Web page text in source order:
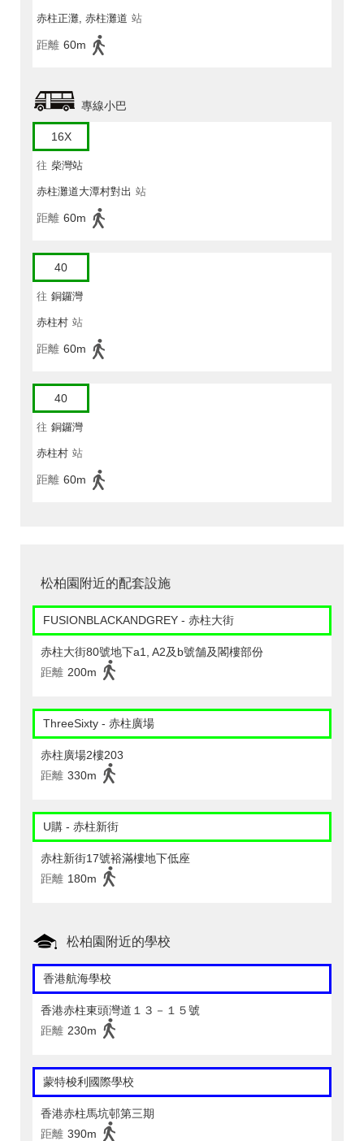
赤柱正灘, 赤柱灘道 站
距離 60m
專線小巴
16X
往 柴灣站
赤柱灘道大潭村對出 站
距離 60m
40
往 銅鑼灣
赤柱村 站
距離 60m
40
往 銅鑼灣
赤柱村 站
距離 60m
松柏園附近的配套設施
FUSIONBLACKANDGREY - 赤柱大街
赤柱大街80號地下a1, A2及b號舗及閣樓部份
距離 200m
ThreeSixty - 赤柱廣場
赤柱廣場2樓203
距離 330m
U購 - 赤柱新街
赤柱新街17號裕滿樓地下低座
距離 180m
松柏園附近的學校
香港航海學校
香港赤柱東頭灣道１３－１５號
距離 230m
蒙特梭利國際學校
香港赤柱馬坑邨第三期
距離 390m